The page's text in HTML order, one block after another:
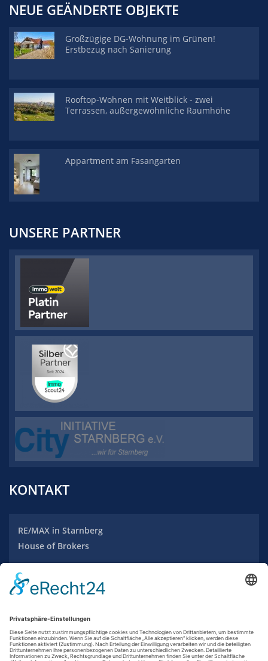
NEUE GEÄNDERTE OBJEKTE
Großzügige DG-Wohnung im Grünen!
Erstbezug nach Sanierung
Rooftop-Wohnen mit Weitblick - zwei
Terrassen, außergewöhnliche Raumhöhe
Appartment am Fasangarten
UNSERE PARTNER
KONTAKT
RE/MAX in Starnberg
House of Brokers
Maximilianstraße 20
82319 Starnberg
Tel.: +49 (0) 8151 / 970 2353
info-starnberg@remax.de
www.remax-starnberg.com